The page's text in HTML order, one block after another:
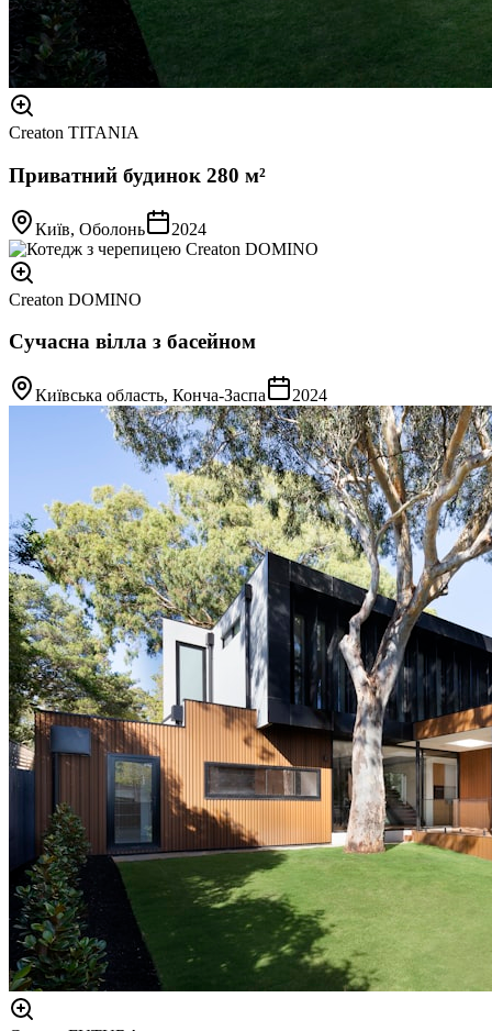
Creaton TITANIA
Приватний будинок 280 м²
Київ, Оболонь 2024
Creaton DOMINO
Сучасна вілла з басейном
Київська область, Конча-Заспа 2024